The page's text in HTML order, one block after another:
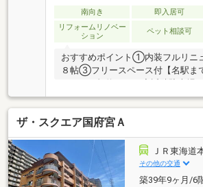
南向き 即入居可
リフォームリノベー
ション
ペット相談可
おすすめポイント①内装フルリニ
８帖③フリースペース付【名駅ま
駅・公園・学校、すべてを徒歩圏
ドラッグストアが周辺に点在し、
キホーテUNY 稲沢東店やリーフウ
分～５分ほどの場所にあります。
ザ・スクエア国府宮Ａ
ＪＲ東海道
その他の交通
築39年9ヶ月/6